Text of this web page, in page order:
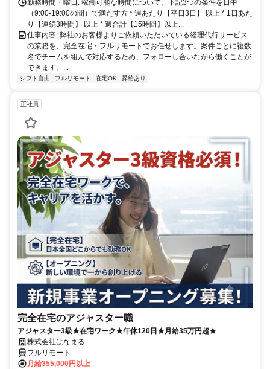
勤務時間・曜日: 稼働可能な時間について、下記3つの条件を日中
（9:00-19:00の間）で満たす方 * 週あたり【平日3日】 以上 * 1日あた
り【連続3時間】 以上 * 週合計【15時間】以上...
仕事内容: 弊社のお客様よりご依頼いただいている経理代行サービス
の業務を、完全在宅・フルリモートでお任せします。案件ごとに複数
名でチームを組んで対応するため、フォローし合いながら働くことが
できます。...
シフト自由 フルリモート 在宅OK 昇給あり
正社員
完全在宅のアジャスター職
アジャスター3級★在宅ワーク★年休120日★月給35万円超★
株式会社はなまる
フルリモート
月給355,000円以上